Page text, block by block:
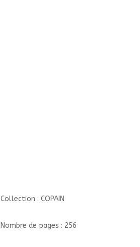
Collection : COPAIN
Nombre de pages : 256